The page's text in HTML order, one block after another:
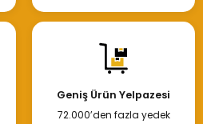
Geniş Ürün Yelpazesi
72.000’den fazla yedek